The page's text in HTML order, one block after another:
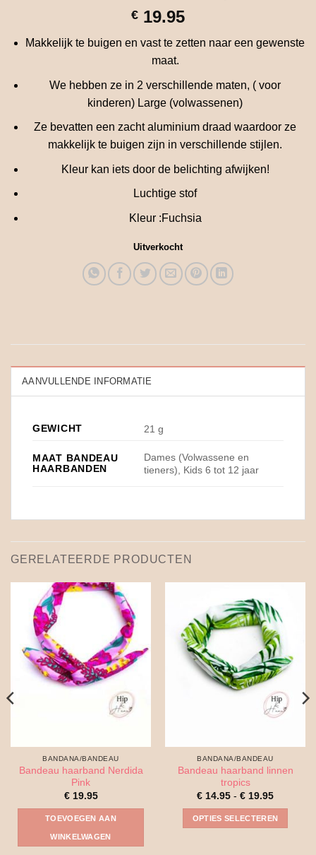
€ 19.95
Makkelijk te buigen en vast te zetten naar een gewenste
maat.
We hebben ze in 2 verschillende maten, ( voor
kinderen) Large (volwassenen)
Ze bevatten een zacht aluminium draad waardoor ze
makkelijk te buigen zijn in verschillende stijlen.
Kleur kan iets door de belichting afwijken!
Luchtige stof
Kleur :Fuchsia
Uitverkocht
AANVULLENDE INFORMATIE
GEWICHT 21 g
MAAT BANDEAU
HAARBANDEN
Dames (Volwassene en
tieners), Kids 6 tot 12 jaar
GERELATEERDE PRODUCTEN
BANDANA/BANDEAU
Bandeau haarband Nerdida
Pink
€19.95
TOEVOEGEN AAN
WINKELWAGEN
BANDANA/BANDEAU
Bandeau haarband linnen
tropics
€ 14.95 - € 19.95
tot
€ 19.95
OPTIES SELECTEREN